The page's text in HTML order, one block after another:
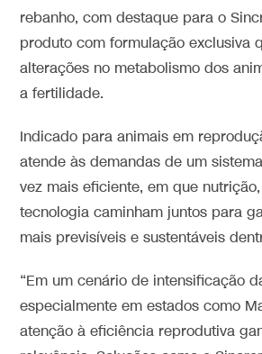
rebanho, com destaque para o
produto com formulação exclusiva
alterações no metabolismo dos
a fertilidade.
Indicado para animais em
atende às demandas de um
vez mais eficiente, em que
tecnologia caminham juntos para
mais previsíveis e sustentáveis
“Em um cenário de intensificação
especialmente em estados como
atenção à eficiência reprodutiva